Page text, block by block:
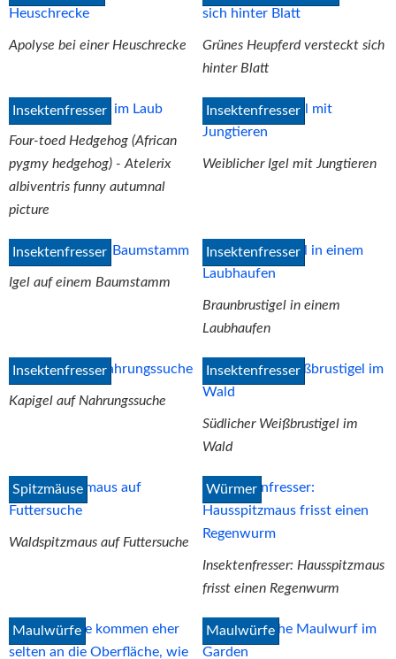
Apolyse bei einer Heuschrecke
Grünes Heupferd versteckt sich
hinter Blatt
Insektenfresser
Four-toed Hedgehog (African
pygmy hedgehog) - Atelerix
albiventris funny autumnal
picture
Insektenfresser
Weiblicher Igel mit Jungtieren
Insektenfresser
Igel auf einem Baumstamm
Insektenfresser
Braunbrustigel in einem
Laubhaufen
Insektenfresser
Kapigel auf Nahrungssuche
Insektenfresser
Südlicher Weißbrustigel im
Wald
Spitzmäuse
Waldspitzmaus auf Futtersuche
Würmer
Insektenfresser: Hausspitzmaus
frisst einen Regenwurm
Maulwürfe Maulwürfe